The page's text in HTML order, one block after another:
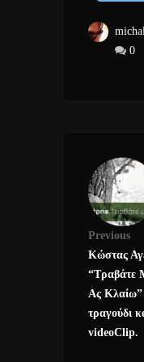
0
Previous
Κώστας
“Τραβάτε
Ας Κλαίω”
τραγούδι
videoClip.